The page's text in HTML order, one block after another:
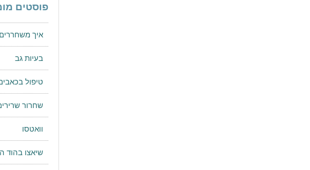
פוסטים
איך
בעיות גב
טיפול
שחרור
וואטסו
שיאצו בהוד